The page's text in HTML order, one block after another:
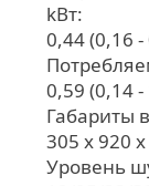
kВт:
0,44 (0,16 -
0,59 (0,14 -
Габариты
305 x 920
Уровень